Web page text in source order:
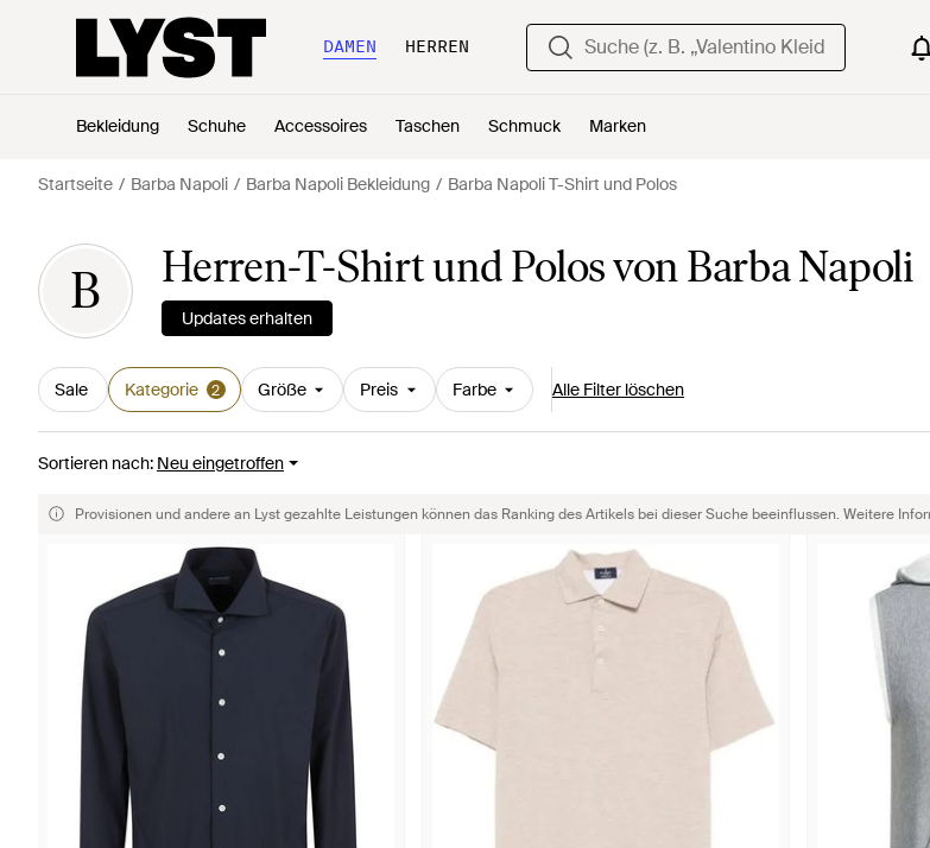
DAMEN HERREN
Bekleidung Schuhe Accessoires Taschen Schmuck Marken
Startseite Barba Napoli Barba Napoli Bekleidung Barba Napoli T-Shirt und Polos
B Herren-T-Shirt und Polos von Barba Napoli
Updates erhalten
Sale Kategorie 2 Größe Preis Farbe Alle Filter löschen
Sortieren nach: Neu eingetroffen
Provisionen und andere an Lyst gezahlte Leistungen können das Ranking des Artikels bei dieser Suche beeinflussen. Weitere